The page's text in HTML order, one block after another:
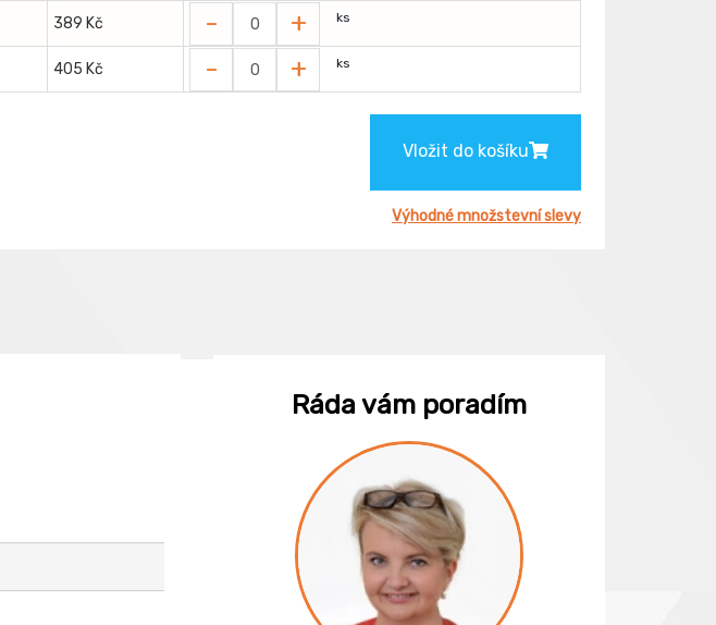
389 Kč - + ks
405 Kč - + ks
Vložit do košíku
Výhodné množstevní slevy
Ráda vám poradím